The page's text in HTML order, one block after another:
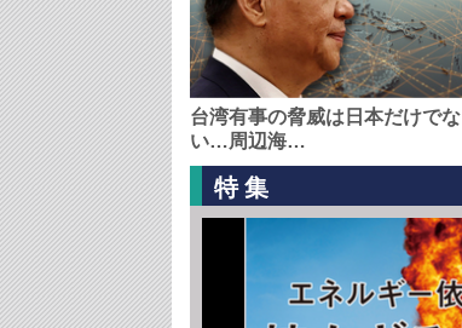
台湾有事の脅威は日本だけでな
い…周辺海…
特集